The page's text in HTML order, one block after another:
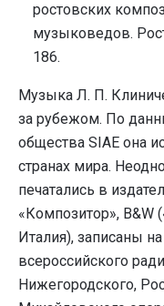
ростовских
музыковедов.
186.
Музыка Л. П.
за рубежом. По
общества SIAE она
странах мира.
печатались в
«Композитор», B&W
Италия), записаны
всероссийского
Нижегородского,